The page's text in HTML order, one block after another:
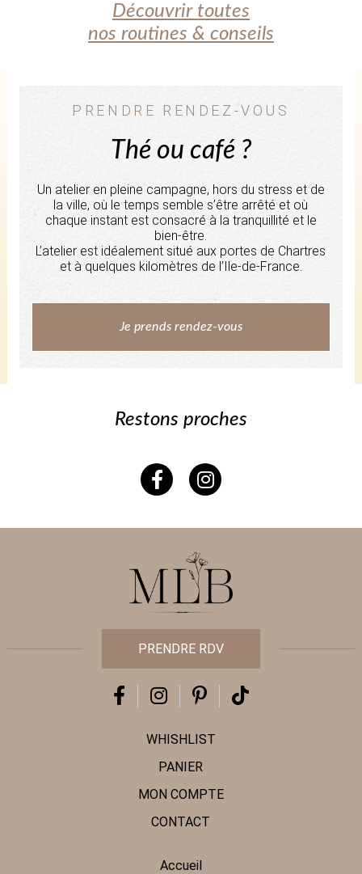
Découvrir toutes
nos routines & conseils
PRENDRE RENDEZ-VOUS
Thé ou café ?
Un atelier en pleine campagne, hors du stress et de
la ville, où le temps semble s’être arrêté et où
chaque instant est consacré à la tranquillité et le
bien-être.
L’atelier est idéalement situé aux portes de Chartres
et à quelques kilomètres de l’Ile-de-France.
Je prends rendez-vous
Restons proches
PRENDRE RDV
WHISHLIST
PANIER
MON COMPTE
CONTACT
Accueil